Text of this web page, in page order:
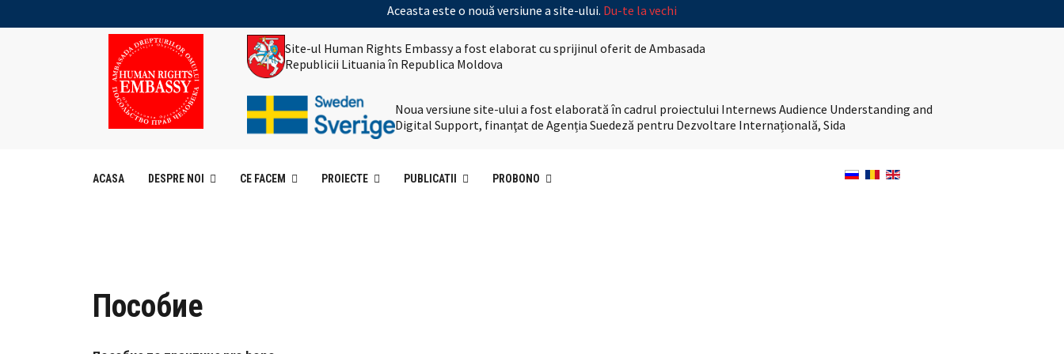
Aceasta este o nouă versiune a site-ului. Du-te la vechi
Site-ul Human Rights Embassy a fost elaborat cu sprijinul oferit de Ambasada
Republicii Lituania în Republica Moldova
Noua versiune site-ului a fost elaborată în cadrul proiectului Internews Audience Understanding and
Digital Support, finanţat de Agenția Suedeză pentru Dezvoltare Internațională, Sida
ACASA DESPRE NOI CE FACEM PROIECTE PUBLICATII PROBONO
Пособие